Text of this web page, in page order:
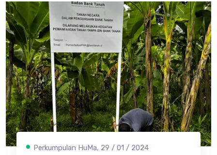
Perkumpulan HuMa, 29 / 01 / 2024